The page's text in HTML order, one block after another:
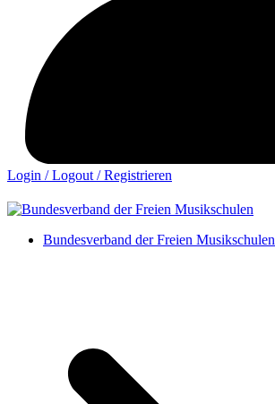
Login / Logout / Registrieren
Bundesverband der Freien Musikschulen